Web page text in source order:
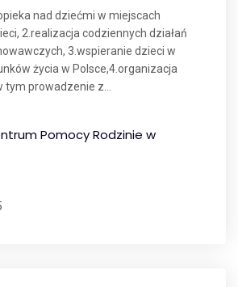
nad dziećmi w miejscach
2.realizacja codziennych działań
3.wspieranie dzieci w
życia w Polsce,4.organizacja
prowadzenie z...
Pomocy Rodzinie w